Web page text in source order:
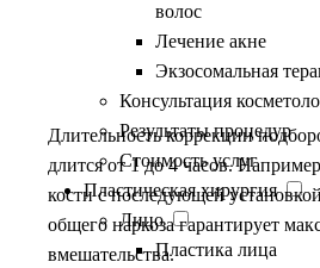
волос
Лечение акне
Экзосомальная
Консультация
Результаты процедур
Стоимость услуг
Пластическая хирургия
Лицо
Пластика лица
Ход
Длительность коррекции
длится от 1 до 4 часов.
кости с последующей
общего наркоза гарантирует
вмешательства.